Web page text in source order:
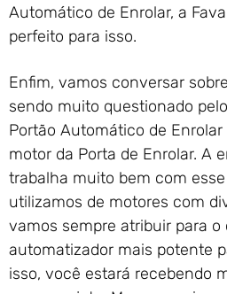
Automático de Enrolar, a
perfeito para isso.
Enfim, vamos conversar
sendo muito questionado
Portão Automático de
motor da Porta de Enrolar. A
trabalha muito bem com
utilizamos de motores com
vamos sempre atribuir para o
automatizador mais potente
isso, você estará recebendo